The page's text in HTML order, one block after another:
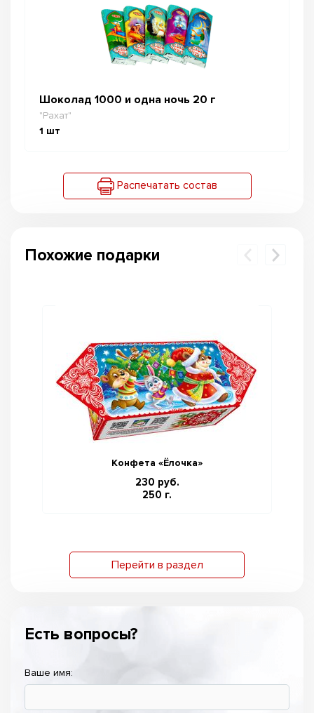
Шоколад 1000 и одна ночь 20 г
"Рахат"
1 шт
Распечатать состав
Похожие подарки
Конфета «Ёлочка»
230 руб.
250 г.
Перейти в раздел
Есть вопросы?
Ваше имя: